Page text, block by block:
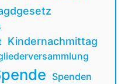
Kindernachmittag
Spenden